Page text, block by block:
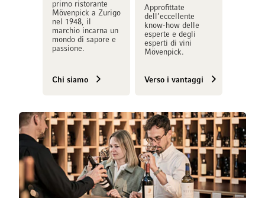
primo ristorante
Mövenpick a Zurigo
nel 1948, il
marchio incarna un
mondo di sapore e
passione.
Chi siamo
Approfittate
dell’eccellente
know-how delle
esperte e degli
esperti di vini
Mövenpick.
Verso i vantaggi